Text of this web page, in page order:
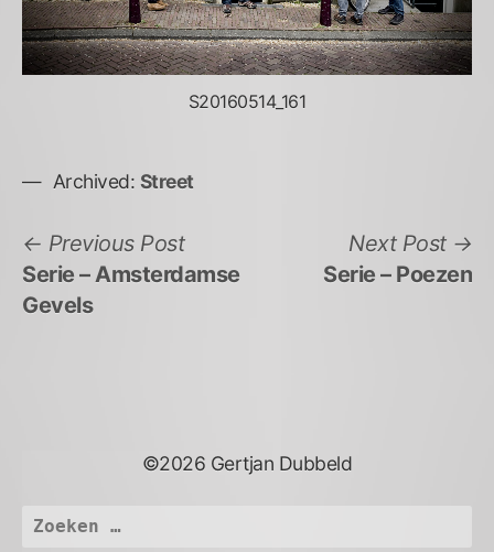
S20160514_161
Archived: Street
Bericht
navigatie
Previous PostPrevious
post:
Serie – Amsterdamse
Gevels
Next Post
Serie – Poezen
©2026 Gertjan Dubbeld
Zoeken